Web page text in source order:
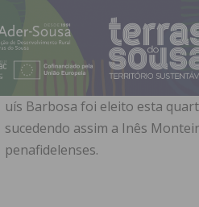
uís Barbosa foi eleito esta
sucedendo assim a Inês
penafidelenses.